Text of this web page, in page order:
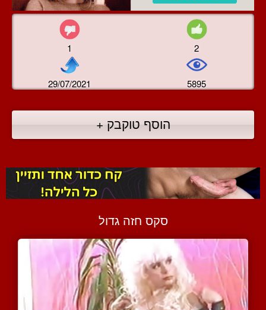
1 2
29/07/2021 5895
הוסף טוקבק +
סקס חזה גדול